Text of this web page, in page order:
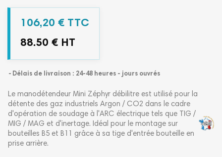
106,20 € TTC
88.50 € HT
Délais de livraison : 24-48 heures - jours ouvrés
Le manodétendeur Mini Zéphyr débilitre est utilisé pour la
détente des gaz industriels Argon / CO2 dans le cadre
d'opération de soudage à l'ARC électrique tels que TIG /
MIG / MAG et d'inertage. Idéal pour le montage sur
bouteilles B5 et B11 grâce à sa tige d'entrée bouteille en
prise arrière.